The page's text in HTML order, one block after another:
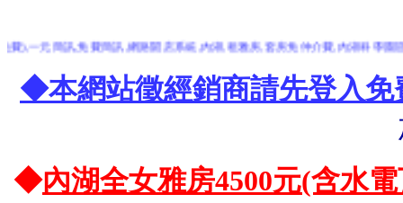
元簡訊,免費簡訊,網路開店系統,內湖,租雅房,套房免仲介費,內湖科學園區到,
◆本網站徵經銷商請先登入免
◆內湖全女雅房4500元(含水